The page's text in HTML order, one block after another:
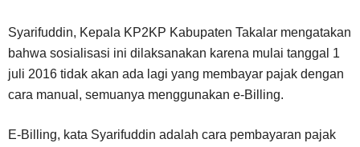
Syarifuddin, Kepala KP2KP Kabupaten Takalar mengatakan
bahwa sosialisasi ini dilaksanakan karena mulai tanggal 1
juli 2016 tidak akan ada lagi yang membayar pajak dengan
cara manual, semuanya menggunakan e-Billing.
E-Billing, kata Syarifuddin adalah cara pembayaran pajak